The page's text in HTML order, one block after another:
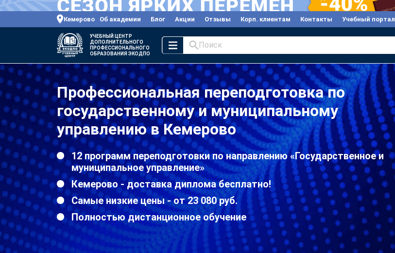
Кемерово Об академии Блог Акции Отзывы Корп. клиентам Контакты Учебный портал
УЧЕБНЫЙ ЦЕНТР
ДОПОЛНИТЕЛЬНОГО
ПРОФЕССИОНАЛЬНОГО
ОБРАЗОВАНИЯ ЭКОДПО
Поиск
Профессиональная переподготовка по
государственному и муниципальному
управлению в Кемерово
12 программ переподготовки по направлению «Государственное и
муниципальное управление»
Кемерово - доставка диплома бесплатно!
Самые низкие цены - от 23 080 руб.
Полностью дистанционное обучение